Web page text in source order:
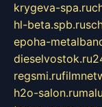
krygeva-spa.ru
hl-beta.spb.ru
epoha-
dieselvostok.ru
regsmi.ru
h2o-salon.ru